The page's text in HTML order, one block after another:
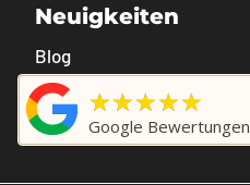
Neuigkeiten
Blog
★★★★★
Google Bewertungen